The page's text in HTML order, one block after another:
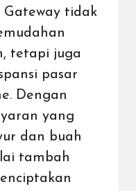
Gateway tidak
tetapi juga
pasar
Dengan
yang
dan buah
tambah